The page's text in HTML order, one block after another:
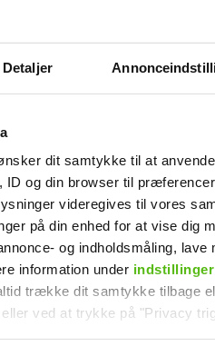
Detaljer
dit samtykke til at
ID og din browser til
videregives til vores
på din enhed for at vise dig
og indholdsmåling, lave
information under indstillinger
trække dit samtykke tilbage
ved at trykke på "Privacy
I bund økonomisk